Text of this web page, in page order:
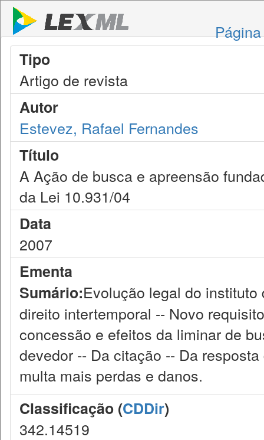
Tipo
Artigo de revista
Autor
Estevez, Rafael Fernandes
Título
A Ação de busca e apreensão
da Lei 10.931/04
Data
2007
Ementa
Sumário:Evolução legal do
direito intertemporal -- Novo
concessão e efeitos da liminar de
devedor -- Da citação -- Da
multa mais perdas e danos.
Classificação (CDDir)
342.14519